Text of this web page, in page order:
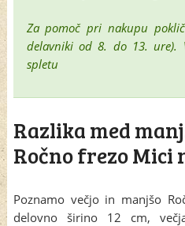
Za pomoč pri nakupu
delavniki od 8. do 13. ure).
spletu
Razlika med
Ročno frezo Mici
Poznamo večjo in manjšo
delovno širino 12 cm,